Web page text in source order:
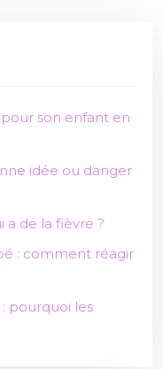
son enfant en
idée ou danger
de la fièvre ?
: comment réagir
pourquoi les